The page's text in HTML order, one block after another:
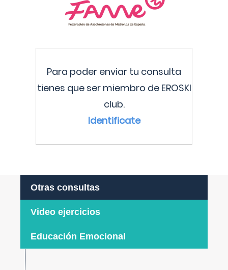
Para poder enviar tu consulta
tienes que ser miembro de EROSKI
club.
Identificate
Otras consultas
Video ejercicios
Educación Emocional